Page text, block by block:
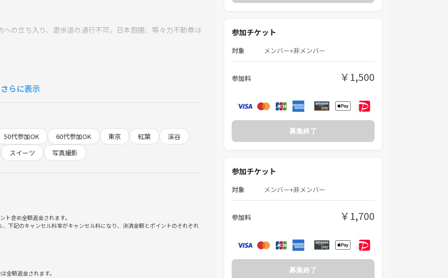
の立ち入り、遊歩道の通行不可。日本庭園、等々力不動尊は
に広がっていて、思わず圧倒されてしまうほど。少し高いと
て人気です。
うに鮮やかな赤いモミジが顔を覗かせます。
でも体がポカポカ温まります。店内にはお座敷スペースもある
見下ろせる特等席です。
さらに表示
50代参加OK 60代参加OK 東京 紅葉
渓谷
スイーツ 写真撮影
ト含め全額返金されます。
下記のキャンセル料率がキャンセル料になり、決済金額とポイントのそれぞれ
全額返金されます。
参加チケット
対象 メンバー+非メンバー
参加料 ￥1,500
募集終了
参加チケット
対象 メンバー+非メンバー
参加料 ￥1,700
募集終了